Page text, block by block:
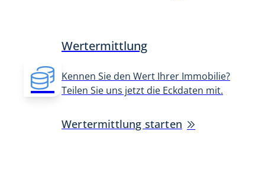
Wertermittlung
Kennen Sie den Wert Ihrer Immobilie?
Teilen Sie uns jetzt die Eckdaten mit.
Wertermittlung starten